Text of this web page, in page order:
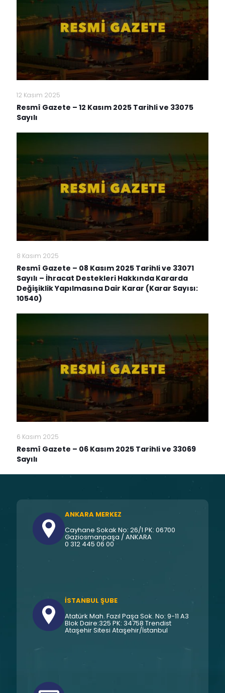
12 Kasım 2025
Resmî Gazete – 12 Kasım 2025 Tarihli ve 33075
Sayılı
8 Kasım 2025
Resmî Gazete – 08 Kasım 2025 Tarihli ve 33071
Sayılı – İhracat Destekleri Hakkında Kararda
Değişiklik Yapılmasına Dair Karar (Karar Sayısı:
10540)
6 Kasım 2025
Resmî Gazete – 06 Kasım 2025 Tarihli ve 33069
Sayılı
ANKARA MERKEZ
Cayhane Sokak No: 26/1 PK: 06700
Gaziosmanpaşa / ANKARA
0 312 445 06 00
İSTANBUL ŞUBE
Atatürk Mah. Fazıl Paşa Sok. No: 9-11 A3
Blok Daire:325 PK: 34758 Trendist
Ataşehir Sitesi Ataşehir/İstanbul